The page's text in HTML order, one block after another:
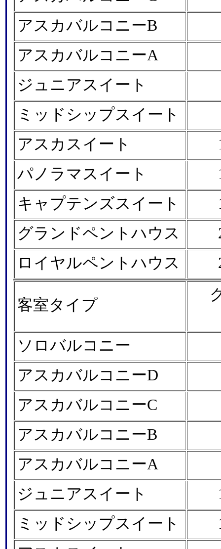
アスカバルコニーB
アスカバルコニーA
ジュニアスイート
ミッドシップスイート
アスカスイート
パノラマスイート
キャプテンズスイート
グランドペントハウス
ロイヤルペントハウス
客室タイプ
ソロバルコニー
アスカバルコニーD
アスカバルコニーC
アスカバルコニーB
アスカバルコニーA
ジュニアスイート
ミッドシップスイート